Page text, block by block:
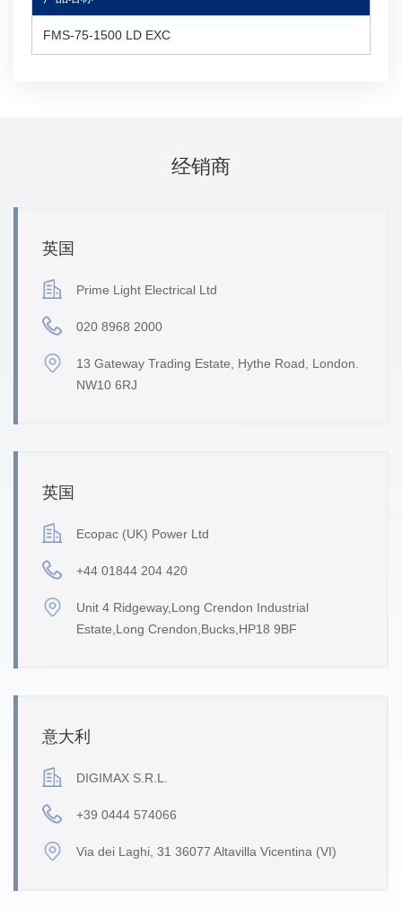
FMS-75-1500 LD EXC
经销商
英国
Prime Light Electrical Ltd
020 8968 2000
13 Gateway Trading Estate, Hythe Road, London.
NW10 6RJ
英国
Ecopac (UK) Power Ltd
+44 01844 204 420
Unit 4 Ridgeway,Long Crendon Industrial
Estate,Long Crendon,Bucks,HP18 9BF
意大利
DIGIMAX S.R.L.
+39 0444 574066
Via dei Laghi, 31 36077 Altavilla Vicentina (VI)